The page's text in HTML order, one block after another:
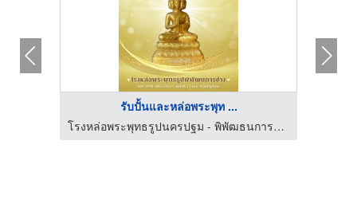
รับปั้นและหล่อพระพุท ...
โรงหล่อพระพุทธรูปนครปฐม - พิพัฒธนการช่าง